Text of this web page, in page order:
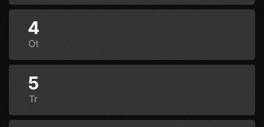
4
Ot
5
Tr